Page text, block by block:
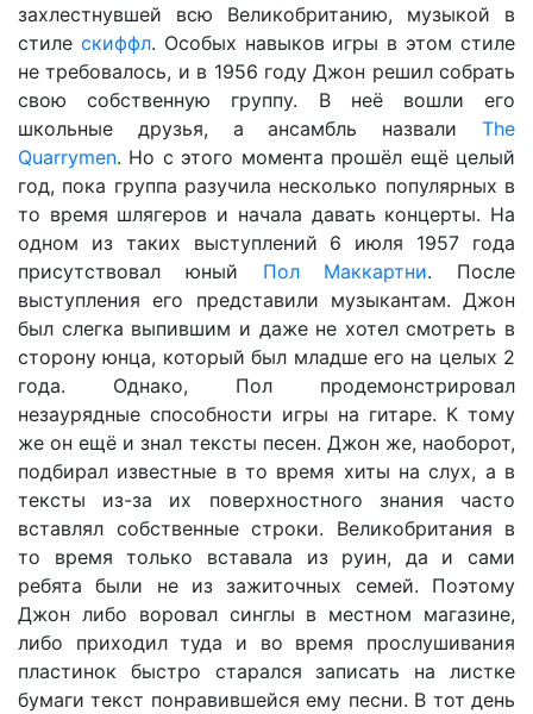
захлестнувшей всю Великобританию, музыкой в
стиле скиффл. Особых навыков игры в этом стиле
не требовалось, и в 1956 году Джон решил собрать
свою собственную группу. В неё вошли его
школьные друзья, а ансамбль назвали The
Quarrymen. Но с этого момента прошёл ещё целый
год, пока группа разучила несколько популярных в
то время шлягеров и начала давать концерты. На
одном из таких выступлений 6 июля 1957 года
присутствовал юный Пол Маккартни. После
выступления его представили музыкантам. Джон
был слегка выпившим и даже не хотел смотреть в
сторону юнца, который был младше его на целых 2
года. Однако, Пол продемонстрировал
незаурядные способности игры на гитаре. К тому
же он ещё и знал тексты песен. Джон же, наоборот,
подбирал известные в то время хиты на слух, а в
тексты из-за их поверхностного знания часто
вставлял собственные строки. Великобритания в
то время только вставала из руин, да и сами
ребята были не из зажиточных семей. Поэтому
Джон либо воровал синглы в местном магазине,
либо приходил туда и во время прослушивания
пластинок быстро старался записать на листке
бумаги текст понравившейся ему песни. В тот день